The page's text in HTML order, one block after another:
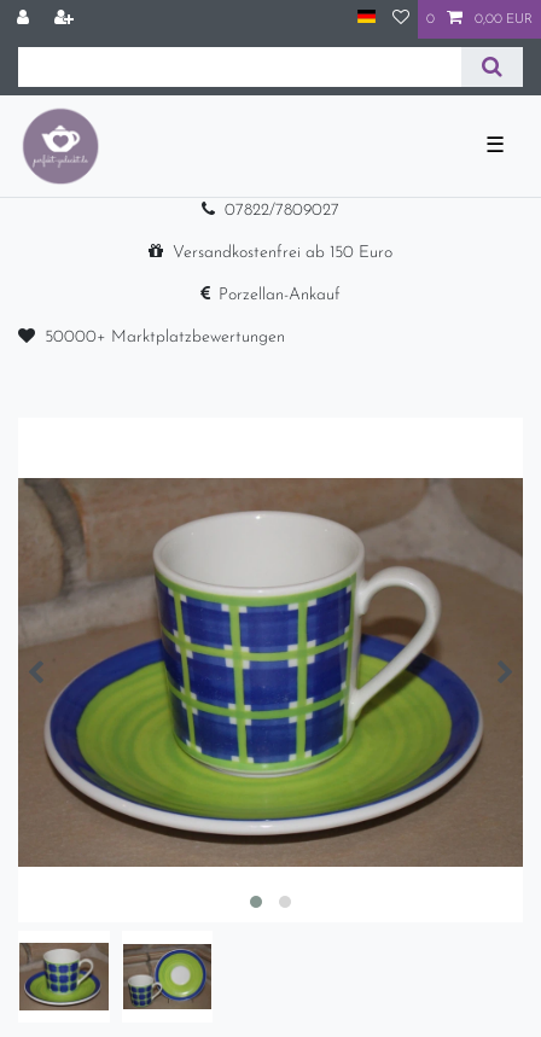
0 0,00 EUR
☰
07822/7809027
Versandkostenfrei ab 150 Euro
Porzellan-Ankauf
50000+ Marktplatzbewertungen